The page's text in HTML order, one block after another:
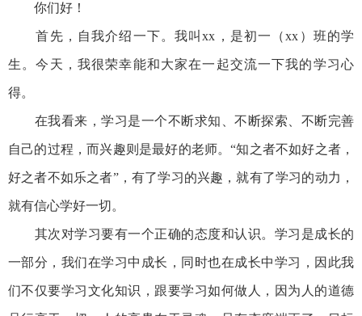
你们好！
首先，自我介绍一下。我叫xx，是初一（xx）班的学
生。今天，我很荣幸能和大家在一起交流一下我的学习心
得。
在我看来，学习是一个不断求知、不断探索、不断完善
自己的过程，而兴趣则是最好的老师。“知之者不如好之者，
好之者不如乐之者”，有了学习的兴趣，就有了学习的动力，
就有信心学好一切。
其次对学习要有一个正确的态度和认识。学习是成长的
一部分，我们在学习中成长，同时也在成长中学习，因此我
们不仅要学习文化知识，跟要学习如何做人，因为人的道德